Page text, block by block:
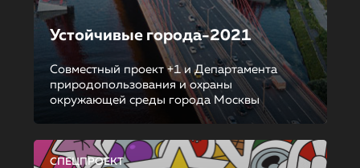
Устойчивые города-2021
Совместный проект +1 и Департамента
природопользования и охраны
окружающей среды города Москвы
СПЕЦПРОЕКТ